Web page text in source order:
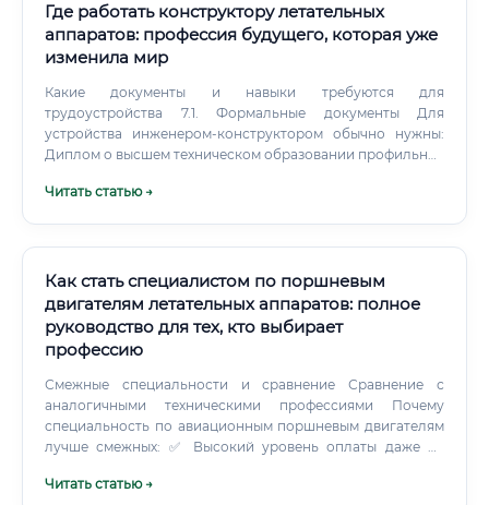
Где работать конструктору летательных
аппаратов: профессия будущего, которая уже
изменила мир
Какие документы и навыки требуются для
трудоустройства 7.1. Формальные документы Для
устройства инженером-конструктором обычно нужны:
Диплом о высшем техническом образовании профильное
машиностроение); возможен вход и с соседних
проектов: ссылки на модели, описания расчетов, участие
в разработках.
Читать статью →
Как стать специалистом по поршневым
двигателям летательных аппаратов: полное
руководство для тех, кто выбирает
профессию
Смежные специальности и сравнение Сравнение с
аналогичными техническими профессиями Почему
специальность по авиационным поршневым двигателям
лучше смежных: ✅ Высокий уровень оплаты даже на
судовыми техниками ✅ Социальный статус —
Читать статью →